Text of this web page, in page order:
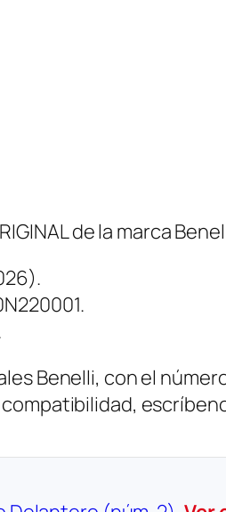
de la marca
Benelli, con el